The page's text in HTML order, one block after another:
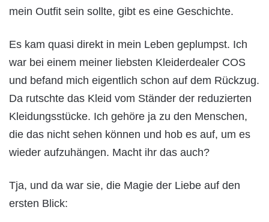
mein Outfit sein sollte, gibt es eine Geschichte.
Es kam quasi direkt in mein Leben geplumpst. Ich
war bei einem meiner liebsten Kleiderdealer COS
und befand mich eigentlich schon auf dem Rückzug.
Da rutschte das Kleid vom Ständer der reduzierten
Kleidungsstücke. Ich gehöre ja zu den Menschen,
die das nicht sehen können und hob es auf, um es
wieder aufzuhängen. Macht ihr das auch?
Tja, und da war sie, die Magie der Liebe auf den
ersten Blick: